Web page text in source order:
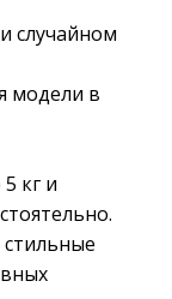
случайном
модели в
кг и